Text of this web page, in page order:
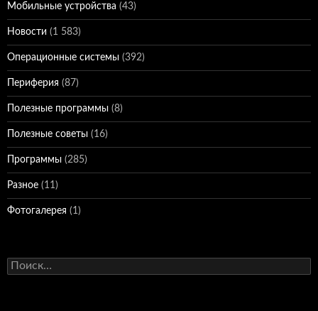
Мобильные устройства (43)
Новости (1 583)
Операционные системы (392)
Периферия (87)
Полезные программы (8)
Полезные советы (16)
Программы (285)
Разное (11)
Фотогалерея (1)
Найти: